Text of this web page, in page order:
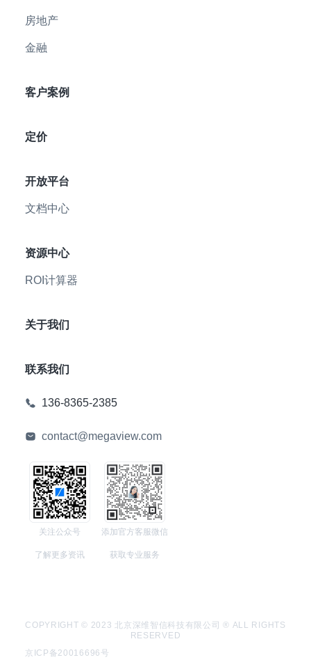
房地产
金融
客户案例
定价
开放平台
文档中心
资源中心
ROI计算器
关于我们
联系我们
136-8365-2385
contact@megaview.com
关注公众号
了解更多资讯
添加官方客服微信
获取专业服务
COPYRIGHT © 2023 北京深维智信科技有限公司 ® ALL RIGHTS
RESERVED
京ICP备20016696号